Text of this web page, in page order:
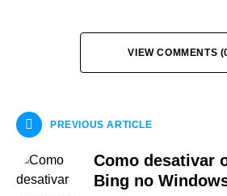
VIEW COMMENTS
PREVIOUS ARTICLE
Como desativar
Bing no